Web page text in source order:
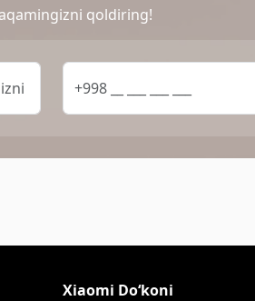
qoldiring!
Xiaomi Do‘koni